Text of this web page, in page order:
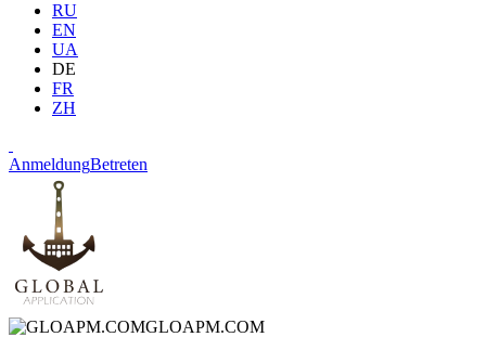
RU
EN
UA
DE
FR
ZH
AnmeldungBetreten
GLOAPM.COM